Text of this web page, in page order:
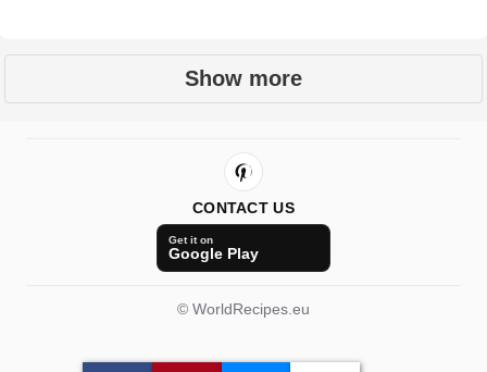
Show more
CONTACT US
Get it on
Google Play
© WorldRecipes.eu